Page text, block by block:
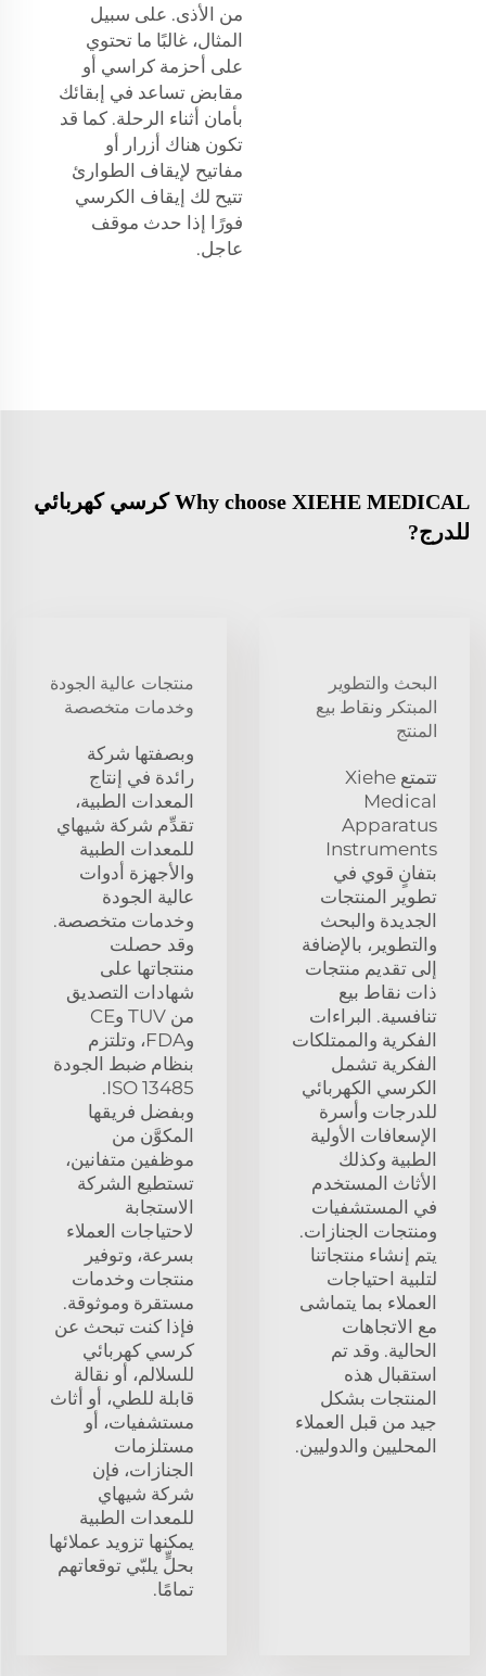
من الأذى. على سبيل
المثال، غالبًا ما تحتوي
على أحزمة كراسي أو
مقابض تساعد في إبقائك
بأمان أثناء الرحلة. كما قد
تكون هناك أزرار أو
مفاتيح لإيقاف الطوارئ
تتيح لك إيقاف الكرسي
فورًا إذا حدث موقف
عاجل.
Why choose XIEHE MEDICAL كرسي كهربائي
للدرج?
البحث والتطوير
المبتكر ونقاط بيع
المنتج
تتمتع Xiehe
Medical
Apparatus
Instruments
بتفانٍ قوي في
تطوير المنتجات
الجديدة والبحث
والتطوير، بالإضافة
إلى تقديم منتجات
ذات نقاط بيع
تنافسية. البراءات
الفكرية والممتلكات
الفكرية تشمل
الكرسي الكهربائي
للدرجات وأسرة
الإسعافات الأولية
الطبية وكذلك
الأثاث المستخدم
في المستشفيات
ومنتجات الجنازات.
يتم إنشاء منتجاتنا
لتلبية احتياجات
العملاء بما يتماشى
مع الاتجاهات
الحالية. وقد تم
استقبال هذه
المنتجات بشكل
جيد من قبل العملاء
المحليين والدوليين.
منتجات عالية الجودة
وخدمات متخصصة
وبصفتها شركة
رائدة في إنتاج
المعدات الطبية،
تقدِّم شركة شيهاي
للمعدات الطبية
والأجهزة أدوات
عالية الجودة
وخدمات متخصصة.
وقد حصلت
منتجاتها على
شهادات التصديق
من TUV وCE
وFDA، وتلتزم
بنظام ضبط الجودة
ISO 13485.
وبفضل فريقها
المكوَّن من
موظفين متفانين،
تستطيع الشركة
الاستجابة
لاحتياجات العملاء
بسرعة، وتوفير
منتجات وخدمات
مستقرة وموثوقة.
فإذا كنت تبحث عن
كرسي كهربائي
للسلالم، أو نقالة
قابلة للطي، أو أثاث
مستشفيات، أو
مستلزمات
الجنازات، فإن
شركة شيهاي
للمعدات الطبية
يمكنها تزويد عملائها
بحلٍّ يلبّي توقعاتهم
تمامًا.